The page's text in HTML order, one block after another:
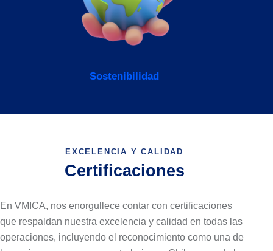
Sostenibilidad
EXCELENCIA Y CALIDAD
Certificaciones
En VMICA, nos enorgullece contar con certificaciones
que respaldan nuestra excelencia y calidad en todas las
operaciones, incluyendo el reconocimiento como una de